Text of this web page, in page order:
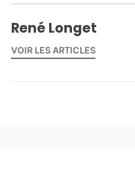
René Longet
VOIR LES ARTICLES